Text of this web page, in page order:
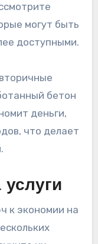
могут быть
доступными.
бетон
деньги,
что делает
к экономии на